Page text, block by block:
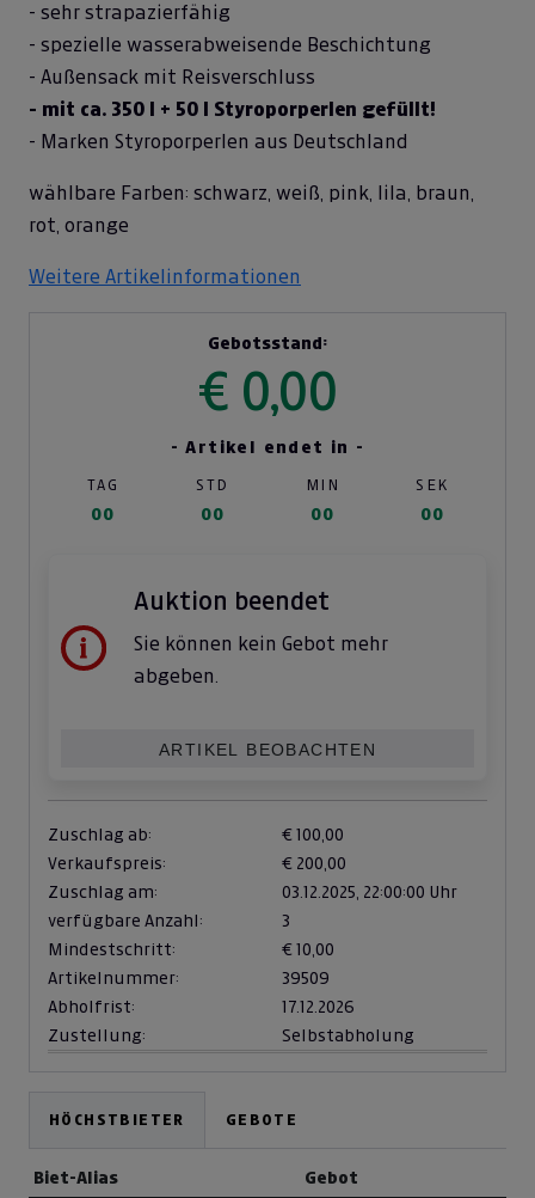
- sehr strapazierfähig
- spezielle wasserabweisende Beschichtung
- Außensack mit Reisverschluss
- mit ca. 350 l + 50 l Styroporperlen gefüllt!
- Marken Styroporperlen aus Deutschland
wählbare Farben: schwarz, weiß, pink, lila, braun,
rot, orange
Weitere Artikelinformationen
Gebotsstand:
€ 0,00
- Artikel endet in -
TAG STD MIN SEK
00 00 00 00
Auktion beendet
Sie können kein Gebot mehr
abgeben.
ARTIKEL BEOBACHTEN
Zuschlag ab:
€ 100,00
Verkaufspreis:
€ 200,00
Zuschlag am:
03.12.2025, 22:00:00 Uhr
verfügbare Anzahl:
3
Mindestschritt:
€ 10,00
Artikelnummer:
39509
Abholfrist:
17.12.2026
Zustellung:
Selbstabholung
HÖCHSTBIETER GEBOTE
Biet-Alias Gebot